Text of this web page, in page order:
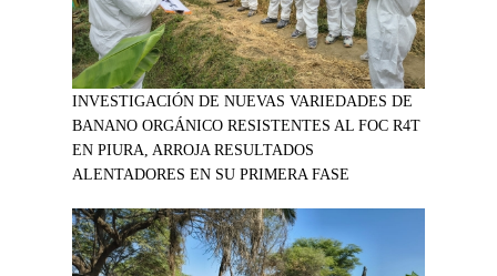
INVESTIGACIÓN DE NUEVAS VARIEDADES DE
BANANO ORGÁNICO RESISTENTES AL FOC R4T
EN PIURA, ARROJA RESULTADOS
ALENTADORES EN SU PRIMERA FASE